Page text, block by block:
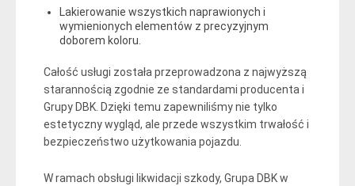
Lakierowanie wszystkich naprawionych i
wymienionych elementów z precyzyjnym
doborem koloru.
Całość usługi została przeprowadzona z najwyższą
starannością zgodnie ze standardami producenta i
Grupy DBK. Dzięki temu zapewniliśmy nie tylko
estetyczny wygląd, ale przede wszystkim trwałość i
bezpieczeństwo użytkowania pojazdu.
W ramach obsługi likwidacji szkody, Grupa DBK w